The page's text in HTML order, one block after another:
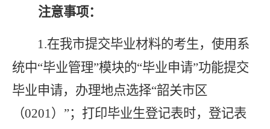
注意事项：
1.在我市提交毕业材料的考生，使用系
统中“毕业管理”模块的“毕业申请”功能提交
毕业申请，办理地点选择“韶关市区
（0201）”；打印毕业生登记表时，登记表